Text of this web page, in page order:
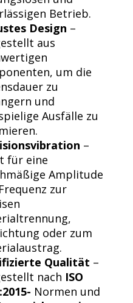
Betrieb.
Design –
aus
um die
zu
und
Ausfälle zu
–
für eine
Amplitude
zur
oder zum
Qualität –
nach ISO
Normen und